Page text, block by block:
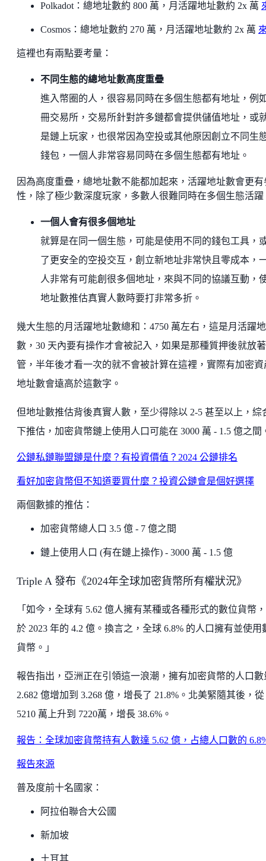
Polkadot：總地址數約 800 萬，月活躍地址數約 2x 萬
Cosmos：總地址數約 270 萬，月活躍地址數約 2x 萬
這裡也有兩點要考量：
不同生態的總地址數高度重疊
進入幣圈的人，很容易同時在多個生態都有地址，例
冊交易所，交易所針對許多鏈都會提供儲值地址，或
是鏈上玩家，也很常因為空投或其他原因創立不同生
錢包，一個人非常容易同時在多個生態都有地址。
因為高度重疊，總地址數不能都加起來，活躍地址數會更有
性，除了極少數深度玩家，多數人很難同時在多個生態活躍
一個人會有很多個地址
就算是在同一個生態，可能是使用不同的錢包工具，
了更安全的空投交互，創立新地址非常快且零成本，
人非常有可能創很多個地址，來與不同的協議互動，
地址數推估真實人數時要打非常多折。
幾大生態的月活躍地址數總和：4750 萬左右，這是月活躍
數，30 天內要有操作才會被記入，如果是那種質押後就放
管，半年後才看一次的就不會被計算在這裡，實際有加密資
地址數會遠高於這數字。
但地址數推估背後真實人數，至少得除以 2-5 甚至以上，綜
下推估，加密貨幣鏈上使用人口可能在 3000 萬 - 1.5 億之間
公鏈私鏈聯盟鏈是什麼？有投資價值？2024 公鏈排名
看好加密貨幣但不知道要買什麼？投資公鏈會是個好選擇
兩個數據的推估：
加密貨幣總人口 3.5 億 - 7 億之間
鏈上使用人口 (有在鏈上操作) - 3000 萬 - 1.5 億
Triple A 發布《2024年全球加密貨幣所有權狀況》
「如今，全球有 5.62 億人擁有某種或各種形式的數位貨幣
於 2023 年的 4.2 億。換言之，全球 6.8% 的人口擁有並使用
貨幣。」
報告指出，亞洲正在引領這一浪潮，擁有加密貨幣的人口數
2.682 億增加到 3.268 億，增長了 21.8%。北美緊隨其後，從
5210 萬上升到 7220萬，增長 38.6%。
報告：全球加密貨幣持有人數達 5.62 億，占總人口數的
報告來源
普及度前十名國家：
阿拉伯聯合大公國
新加坡